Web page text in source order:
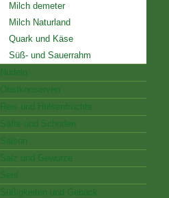
Milch demeter
Milch Naturland
Quark und Käse
Süß- und Sauerrahm
Nudeln
Obstkonserven
Reis und Hülsenfrüchte
Säfte und Schorlen
Saison
Salz und Gewürze
Senf
Süßigkeiten und Gebäck